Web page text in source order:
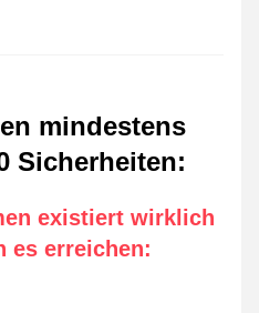
mindestens
Sicherheiten:
existiert wirklich
es erreichen: